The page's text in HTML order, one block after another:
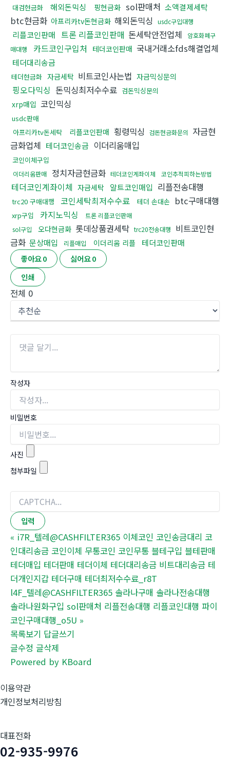
대검현금화 해외돈믹싱 핑현금화 sol판매처 소액결제세탁
btc현금화 아프리카tv돈현금화 해외돈믹싱 usdc구입대행
리플코인판매 트론 리플코인판매 돈세탁안전업체
암호화폐구
매대행
카드코인구입처 테더코인판매 국내거래소fds해결업체
테더대리송금
테더현금화 자금세탁 비트코인사는법 자금믹싱문의
핑오다믹싱 돈믹싱최저수수료 검돈믹싱문의
xrp매입 코인믹싱
usdc판매
아프리카tv돈세탁
리플코인판매 횡령믹싱 검돈현금화문의
자금현
금화업체 테더코인송금 이더리움매입
코인이체구입
이더리움판매 정치자금현금화 테더코인계좌이체 코인추적피하는방법
테더코인계좌이체 자금세탁 알트코인매입 리플전송대행
trc20 구매대행 코인세탁최저수수료 테더 손대손 btc구매대행
xrp구입 카지노믹싱
트론 리플코인판매
sol구입
오다현금화 롯데상품권세탁 trc20전송대행
비트코인현
금화 문상매입 리플매입 이더리움 리플
테더코인판매
좋아요0 싫어요0
인쇄
전체 0
작성자
비밀번호
사진
첨부파일
« i7R_텔레@CASHFILTER365 이체코인 코인송금대리 코
인대리송금 코인이체 무통코인 코인무통 블테구입 블테판매
테더매입 테더판매 테더이체 테더대리송금 비트대리송금 테
더개인지갑 테더구매 테더최저수수료_r8T
l4F_텔레@CASHFILTER365 솔라나구매 솔라나전송대행
솔라나원화구입 sol판매처 리플전송대행 리플코인대행 파이
코인구매대행_o5U »
목록보기 답글쓰기
글수정 글삭제
Powered by KBoard
이용약관
개인정보처리방침
대표전화
02-935-9976